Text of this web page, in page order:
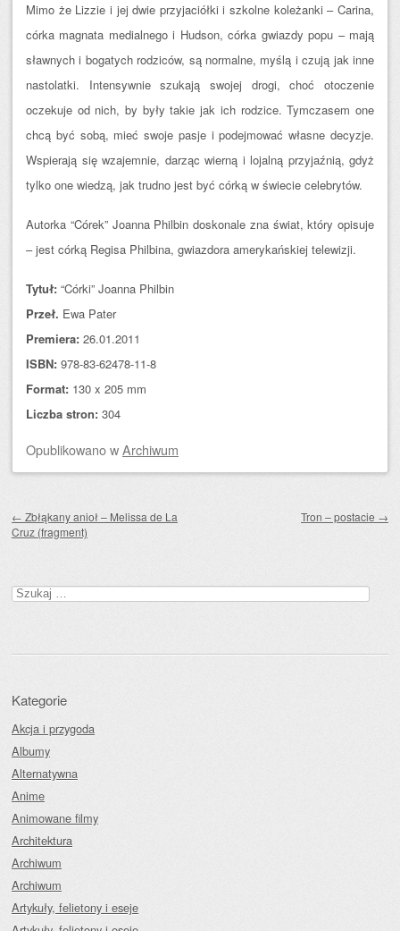
Mimo że Lizzie i jej dwie przyjaciółki i szkolne koleżanki – Carina,
córka magnata medialnego i Hudson, córka gwiazdy popu – mają
sławnych i bogatych rodziców, są normalne, myślą i czują jak inne
nastolatki. Intensywnie szukają swojej drogi, choć otoczenie
oczekuje od nich, by były takie jak ich rodzice. Tymczasem one
chcą być sobą, mieć swoje pasje i podejmować własne decyzje.
Wspierają się wzajemnie, darząc wierną i lojalną przyjaźnią, gdyż
tylko one wiedzą, jak trudno jest być córką w świecie celebrytów.
Autorka “Córek” Joanna Philbin doskonale zna świat, który opisuje
– jest córką Regisa Philbina, gwiazdora amerykańskiej telewizji.
Tytuł: “Córki” Joanna Philbin
Przeł. Ewa Pater
Premiera: 26.01.2011
ISBN: 978-83-62478-11-8
Format: 130 x 205 mm
Liczba stron: 304
OpublikowanowArchiwum
← Zbłąkany anioł – Melissa de La
Cruz (fragment)
Tron – postacie →
Szukaj:
Kategorie
Akcja i przygoda
Albumy
Alternatywna
Anime
Animowane filmy
Architektura
Archiwum
Archiwum
Artykuły, felietony i eseje